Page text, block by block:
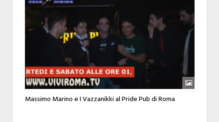
Massimo Marino e I Vazzanikki al Pride Pub di Roma